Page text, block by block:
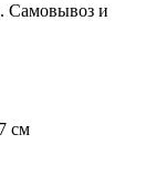
Самовывоз и
см